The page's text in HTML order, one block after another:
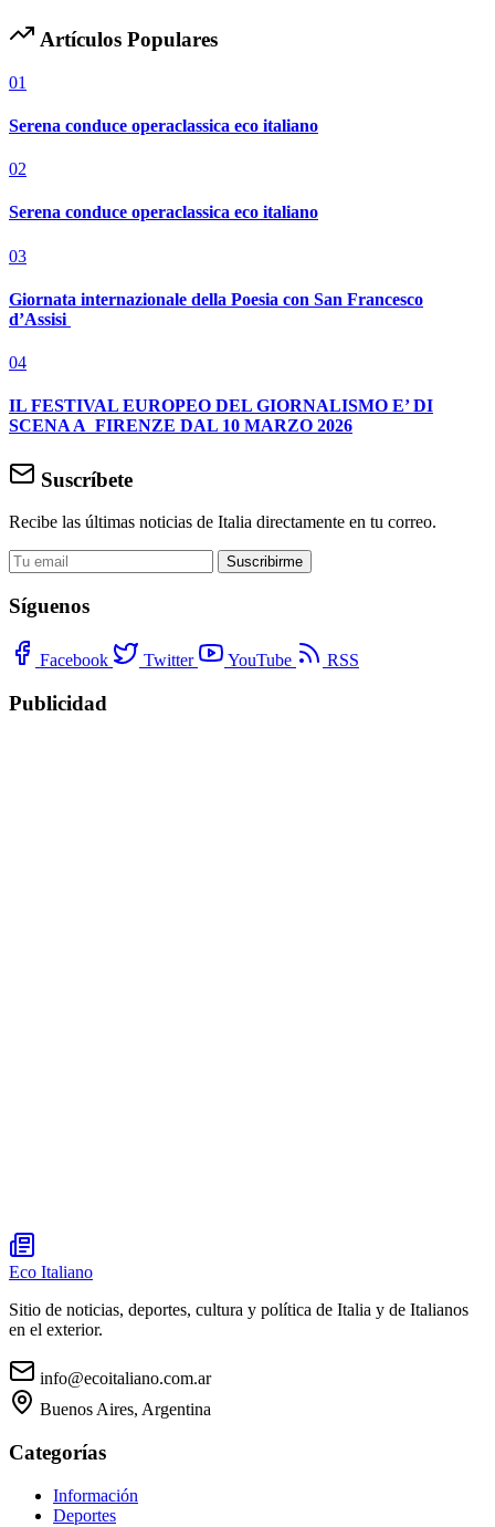
Artículos Populares
01
Serena conduce operaclassica eco italiano
02
Serena conduce operaclassica eco italiano
03
Giornata internazionale della Poesia con San Francesco
d’Assisi
04
IL FESTIVAL EUROPEO DEL GIORNALISMO E’ DI
SCENA A FIRENZE DAL 10 MARZO 2026
Suscríbete
Recibe las últimas noticias de Italia directamente en tu correo.
Suscribirme
Síguenos
Facebook Twitter YouTube RSS
Publicidad
Eco Italiano
Sitio de noticias, deportes, cultura y política de Italia y de Italianos
en el exterior.
info@ecoitaliano.com.ar
Buenos Aires, Argentina
Categorías
Información
Deportes